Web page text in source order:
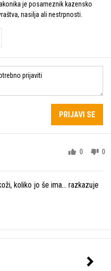
je posameznik kazensko
nasilja ali nestrpnosti.
PRIJAVI SE
0 0
koliko jo še ima... razkazuje